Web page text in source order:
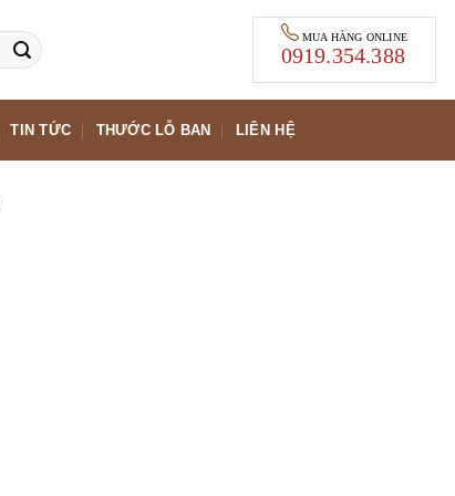
MUA HÀNG ONLINE
0919.354.388
TIN TỨC THƯỚC LỖ BAN LIÊN HỆ